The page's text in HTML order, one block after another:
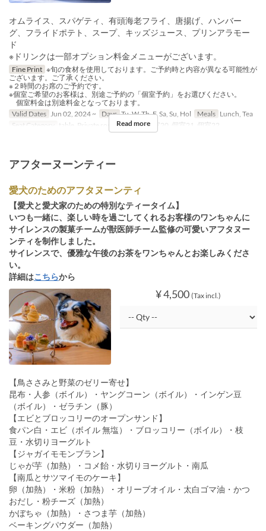
オムライス、スパゲティ、有頭海老フライ、唐揚げ、ハンバー
グ、フライドポテト、スープ、キッズジュース、プリンアラモー
ド
※ドリンクは一部オプション料金メニューがございます。
Fine Print ※旬の食材を使用しております。ご予約時と内容が異なる可能性が
ございます。ご了承ください。
※２時間のお席のご予約です。
※個室ご希望のお客様は、別途ご予約の「個室予約」をお選びください。
個室料金は別途料金となっております。
Valid Dates
Jun 02, 2024 ~ Days Tu, W, Th, F, Sa, Su, Hol Meals Lunch, Tea
Seat Category
table, Private room, 個室19, 個室20, 個室21, 個室22
Read more
アフターヌーンティー
愛犬のためのアフタヌーンティ
【愛犬と愛犬家のための特別なティータイム】
いつも一緒に、楽しい時を過ごしてくれるお客様のワンちゃんに
サイレンスの製菓チームが獣医師チーム監修の可愛いアフタヌー
ンティを制作しました。
サイレンスで、優雅な午後のお茶をワンちゃんとお楽しみくださ
い。
詳細はこちらから
¥ 4,500 (Tax incl.)
【鳥ささみと野菜のゼリー寄せ】
昆布・人参（ボイル）・ヤングコーン（ボイル）・インゲン豆
（ボイル）・ゼラチン（豚）
【エビとブロッコリーのオープンサンド】
食パン白・エビ（ボイル 無塩）・ブロッコリー（ボイル）・枝
豆・水切りヨーグルト
【ジャガイモモンブラン】
じゃが芋（加熱）・コメ飴・水切りヨーグルト・南瓜
【南瓜とサツマイモのケーキ】
卵（加熱）・米粉（加熱）・オリーブオイル・太白ゴマ油・かつ
おだし・粉チーズ（加熱）
かぼちゃ（加熱）・さつま芋（加熱）
ベーキングパウダー（加熱）